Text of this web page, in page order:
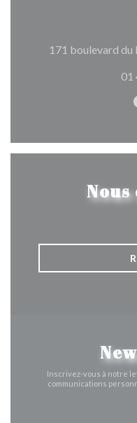
171 boulevard
01
Inscrivez-vous à notre
communications